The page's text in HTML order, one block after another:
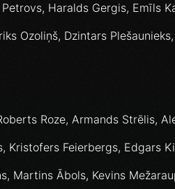
Haralds Gergis, Emīls
Ozoliņš, Dzintars
Roze, Armands Strēlis,
Kristofers Feierbergs, Edgars
Martins Ābols, Kevins